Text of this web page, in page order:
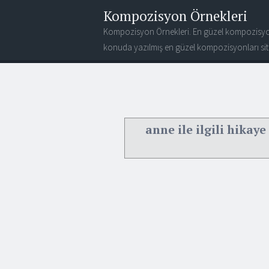
Kompozisyon Örnekleri
Kompozisyon Örnekleri. En güzel
konuda yazılmış en güzel kompozisyonları
anne ile ilgili hikaye